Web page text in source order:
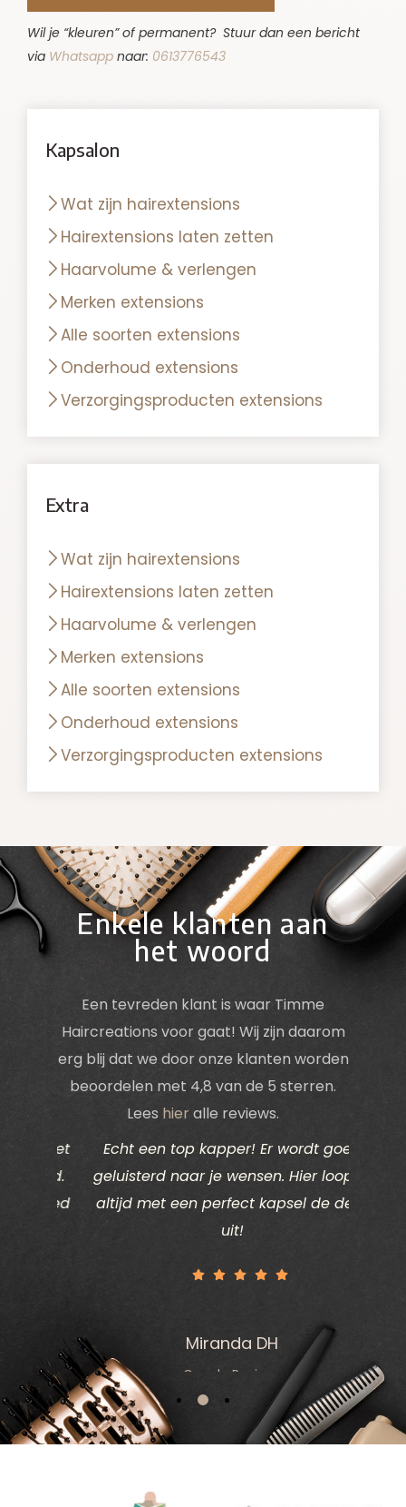
Wil je “kleuren” of permanent? Stuur dan een bericht
via Whatsapp naar: 0613776543
Kapsalon
Wat zijn hairextensions
Hairextensions laten zetten
Haarvolume & verlengen
Merken extensions
Alle soorten extensions
Onderhoud extensions
Verzorgingsproducten extensions
Extra
Wat zijn hairextensions
Hairextensions laten zetten
Haarvolume & verlengen
Merken extensions
Alle soorten extensions
Onderhoud extensions
Verzorgingsproducten extensions
Enkele klanten aan
het woord
Een tevreden klant is waar Timme
Haircreations voor gaat! Wij zijn daarom
erg blij dat we door onze klanten worden
beoordelen met 4,8 van de 5 sterren.
Lees hieralle reviews.
het
Miranda DH
Google Reviews
Echt een top kapper! Er wordt goed
geluisterd naar je wensen. Hier loop je
altijd met een perfect kapsel de deur